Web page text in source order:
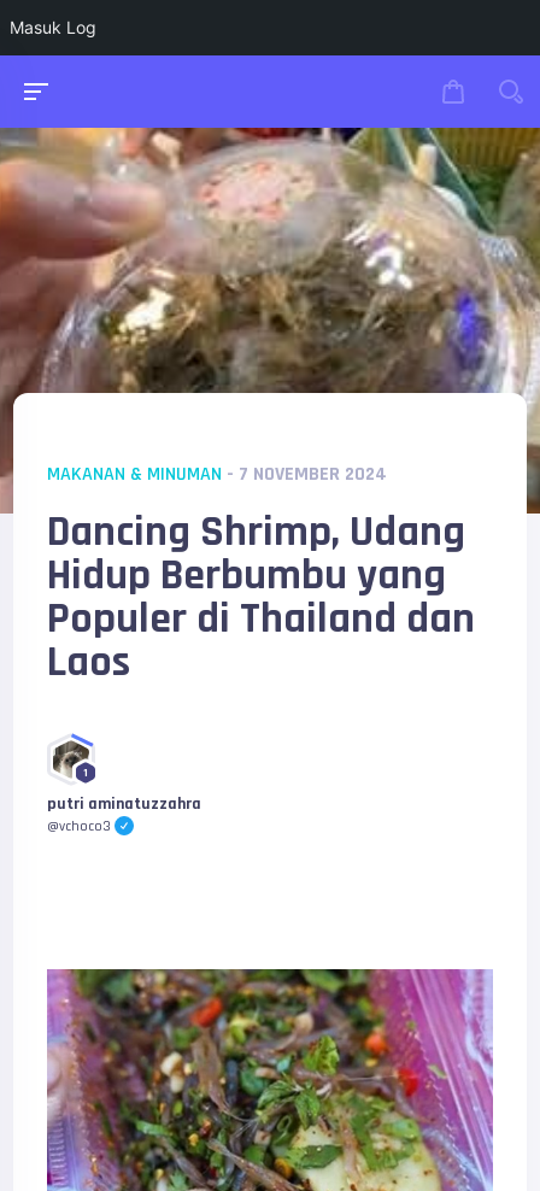
Masuk Log
MAKANAN & MINUMAN - 7 NOVEMBER 2024
Dancing Shrimp, Udang
Hidup Berbumbu yang
Populer di Thailand dan
Laos
1
putri aminatuzzahra
@vchoco3